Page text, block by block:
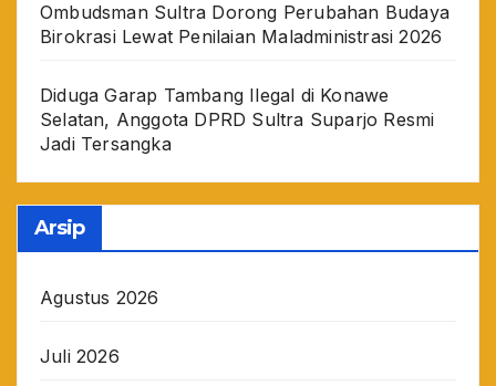
Ombudsman Sultra Dorong Perubahan Budaya
Birokrasi Lewat Penilaian Maladministrasi 2026
Diduga Garap Tambang Ilegal di Konawe
Selatan, Anggota DPRD Sultra Suparjo Resmi
Jadi Tersangka
Arsip
Agustus 2026
Juli 2026